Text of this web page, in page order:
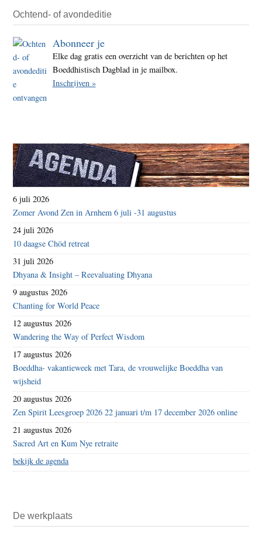
Ochtend- of avondeditie
Abonneer je
Elke dag gratis een overzicht van de berichten op het
Boeddhistisch Dagblad in je mailbox.
Inschrijven »
6 juli 2026
Zomer Avond Zen in Arnhem 6 juli -31 augustus
24 juli 2026
10 daagse Chöd retreat
31 juli 2026
Dhyana & Insight – Reevaluating Dhyana
9 augustus 2026
Chanting for World Peace
12 augustus 2026
Wandering the Way of Perfect Wisdom
17 augustus 2026
Boeddha- vakantieweek met Tara, de vrouwelijke Boeddha van
wijsheid
20 augustus 2026
Zen Spirit Leesgroep 2026 22 januari t/m 17 december 2026 online
21 augustus 2026
Sacred Art en Kum Nye retraite
bekijk de agenda
De werkplaats